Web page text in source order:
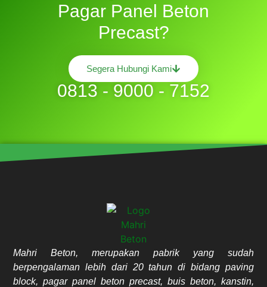
Pagar Panel Beton
Precast?
Segera Hubungi Kami
0813 - 9000 - 7152
Mahri Beton, merupakan pabrik yang sudah
berpengalaman lebih dari 20 tahun di bidang paving
block, pagar panel beton precast, buis beton, kanstin,